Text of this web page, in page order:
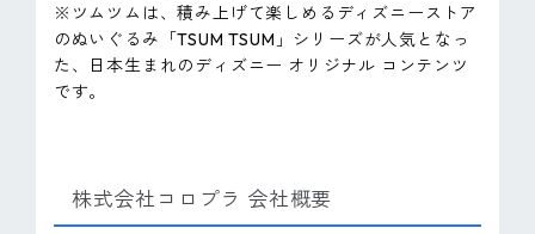
※ツムツムは、積み上げて楽しめるディズニーストア
のぬいぐるみ「TSUM TSUM」シリーズが人気となっ
た、日本生まれのディズニー オリジナル コンテンツ
です。
株式会社コロプラ 会社概要